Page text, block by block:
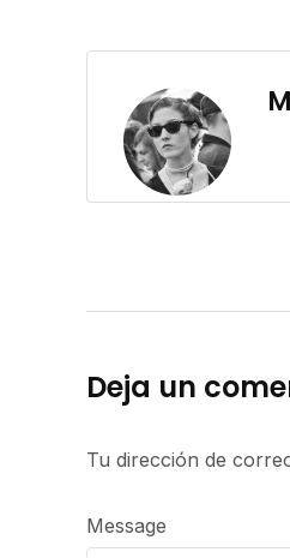
Deja un
Tu dirección de
Message